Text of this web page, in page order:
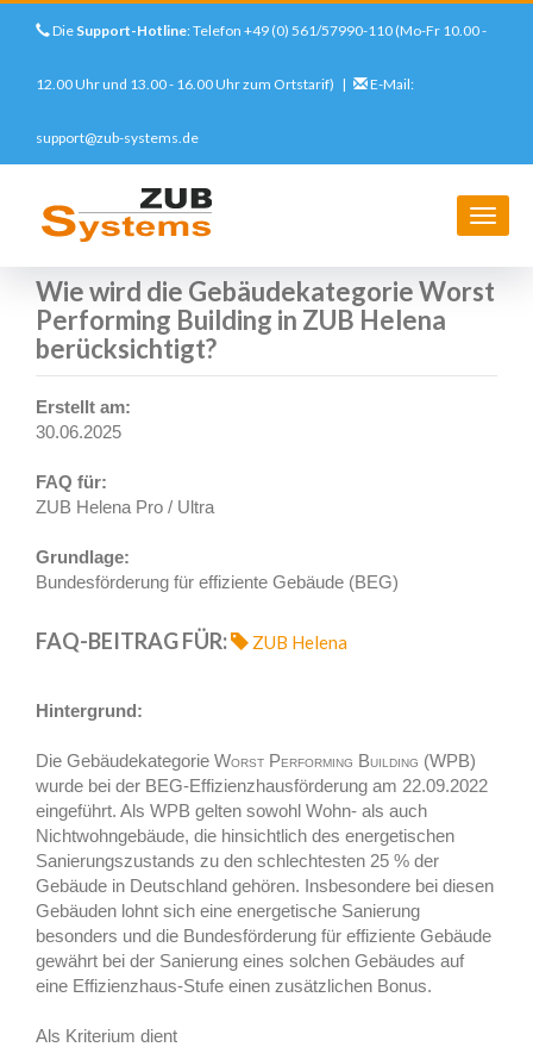
Direkt
Inhalt
Die Support-Hotline: Telefon +49 (0) 561/57990-110 (Mo-Fr 10.00 -
12.00 Uhr und 13.00 - 16.00 Uhr zum Ortstarif) | E-Mail:
support@zub-systems.de
Support FAQs
Wie wird die Gebäudekategorie Worst Performing Building in ZUB
Helena berücksichtigt?
Wie wird die Gebäudekategorie Worst
Performing Building in ZUB Helena
berücksichtigt?
DETAILLIERTE
Erstellt am:
30.06.2025
FAQ für:
ZUB Helena Pro / Ultra
Grundlage:
Bundesförderung für effiziente Gebäude (BEG)
FAQ-BEITRAG FÜR: ZUB Helena
Hintergrund:
Die Gebäudekategorie Worst Performing Building (WPB)
wurde bei der BEG-Effizienzhausförderung am 22.09.2022
eingeführt. Als WPB gelten sowohl Wohn- als auch
Nichtwohngebäude, die hinsichtlich des energetischen
Sanierungszustands zu den schlechtesten 25 % der
Gebäude in Deutschland gehören. Insbesondere bei diesen
Gebäuden lohnt sich eine energetische Sanierung
besonders und die Bundesförderung für effiziente Gebäude
gewährt bei der Sanierung eines solchen Gebäudes auf
eine Effizienzhaus-Stufe einen zusätzlichen Bonus.
Als Kriterium dient